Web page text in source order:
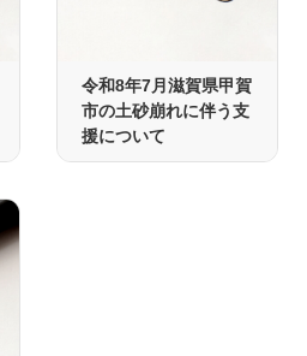
令和8年7月滋賀県甲賀
市の土砂崩れに伴う支
援について